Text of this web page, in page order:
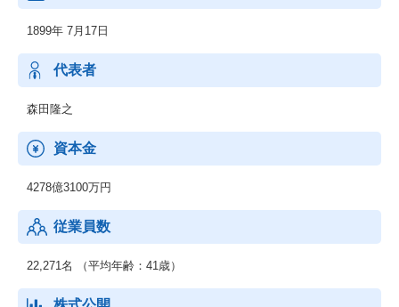
製造業、流通・サービス業、金融業などの民需向けにITソリュー
ションを提供し、お客さまの新サービス立ち上げなどに貢献して
います。最先端のデジタル技術を活用し、お客さまとの共創を通
じて、人やモノ、プロセスを企業・産業の枠を超えてつなぎ、バ
リューチェーン全体で新たな価値を生み出します。
◆ネットワークサービス事業
通信事業者向けに、ネットワーク構築に必要な機器や運用管理の
に、IoT/5G時代に向けてネットワークへのニーズが多様化する
中、テレコムキャリア市場で培ったネットワークの強みをサービ
スプロバイダや製造業、流通・サービス業、自治体などの市場に
展開していきます。
海外市場を対象として、セーファーシティ（パブリックセーフテ
1899年 7月17日
代表者
森田隆之
資本金
4278億3100万円
従業員数
22,271名 （平均年齢：41歳）